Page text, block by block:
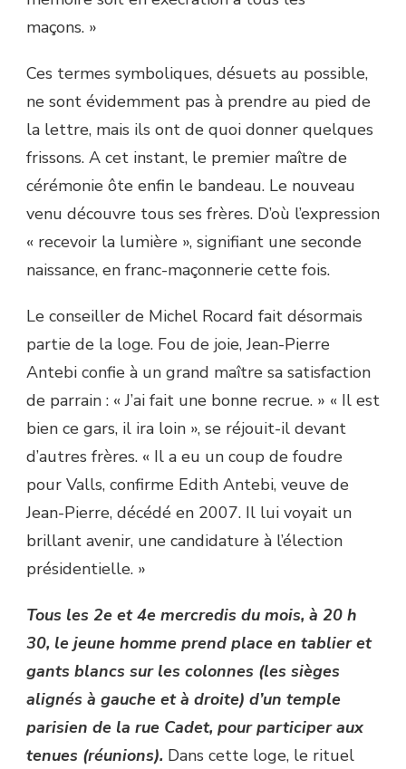
maçons. »
Ces termes symboliques, désuets au possible,
ne sont évidemment pas à prendre au pied de
la lettre, mais ils ont de quoi donner quelques
frissons. A cet instant, le premier maître de
cérémonie ôte enfin le bandeau. Le nouveau
venu découvre tous ses frères. D’où l’expression
« recevoir la lumière », signifiant une seconde
naissance, en franc-maçonnerie cette fois.
Le conseiller de Michel Rocard fait désormais
partie de la loge. Fou de joie, Jean-Pierre
Antebi confie à un grand maître sa satisfaction
de parrain : « J’ai fait une bonne recrue. » « Il est
bien ce gars, il ira loin », se réjouit-il devant
d’autres frères. « Il a eu un coup de foudre
pour Valls, confirme Edith Antebi, veuve de
Jean-Pierre, décédé en 2007. Il lui voyait un
brillant avenir, une candidature à l’élection
présidentielle. »
Tous les 2e et 4e mercredis du mois, à 20 h
30, le jeune homme prend place en tablier et
gants blancs sur les colonnes (les sièges
alignés à gauche et à droite) d’un temple
parisien de la rue Cadet, pour participer aux
tenues (réunions). Dans cette loge, le rituel